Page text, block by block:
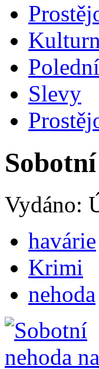
Slevy
Vydáno:
havárie
Krimi
nehoda